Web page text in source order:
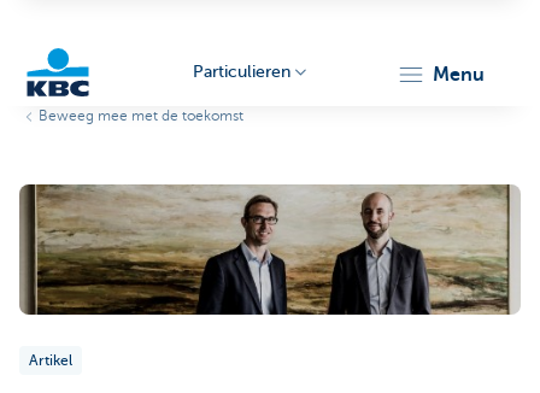
Particulieren menu
Beweeg mee met de toekomst
Artikel